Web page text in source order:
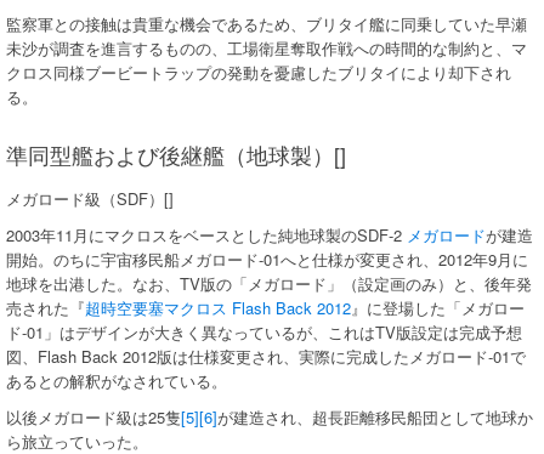
監察軍との接触は貴重な機会であるため、ブリタイ艦に同乗していた早瀬
未沙が調査を進言するものの、工場衛星奪取作戦への時間的な制約と、マ
クロス同様ブービートラップの発動を憂慮したブリタイにより却下され
る。
準同型艦および後継艦（地球製）[]
メガロード級（SDF）[]
2003年11月にマクロスをベースとした純地球製のSDF-2 メガロードが建造
開始。のちに宇宙移民船メガロード-01へと仕様が変更され、2012年9月に
地球を出港した。なお、TV版の「メガロード」（設定画のみ）と、後年発
売された『超時空要塞マクロス Flash Back 2012』に登場した「メガロー
ド-01」はデザインが大きく異なっているが、これはTV版設定は完成予想
図、Flash Back 2012版は仕様変更され、実際に完成したメガロード-01で
あるとの解釈がなされている。
以後メガロード級は25隻[5][6]が建造され、超長距離移民船団として地球か
ら旅立っていった。